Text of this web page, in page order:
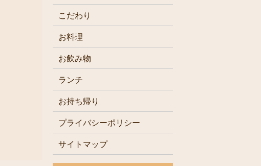
こだわり
お料理
お飲み物
ランチ
お持ち帰り
プライバシーポリシー
サイトマップ